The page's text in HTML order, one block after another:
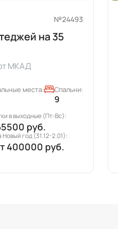
№24493
на 35
МКАД
места:
9
Спальни:
в выходные (Пт-Вс):
руб.
Новый год (31.12-2.01):
400000 руб.